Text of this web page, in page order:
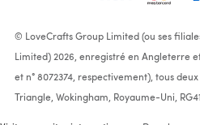
© LoveCrafts Group Limited (ou ses
Limited) 2026, enregistré en Angleterre et
et n° 8072374, respectivement), tous
Triangle, Wokingham, Royaume-Uni,